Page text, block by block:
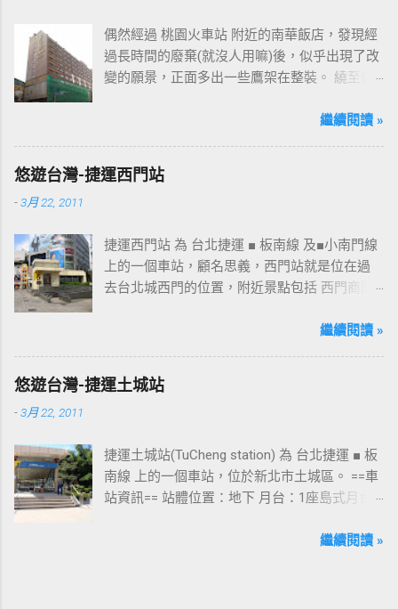
偶然經過 桃園火車站 附近的南華飯店，發現經
過長時間的廢棄(就沒人用嘛)後，似乎出現了改
變的願景，正面多出一些鷹架在整裝。 繞至側
桃園的民眾又有一個聚餐旅遊的好去處囉!!但今
趴走將持續為讀者們追蹤其動態消息，請各位
開始期待開幕日的來臨吧！ 南華飯店施工中現
繼續閱讀 »
悠遊台灣-捷運西門站
-3月 22, 2011
捷運西門站 為 台北捷運 ■ 板南線 及■小南門線
上的一個車站，顧名思義，西門站就是位在過
去台北城西門的位置，附近景點包括 西門商圈
圖中的六號出口，因位處 西門商圈 之入口，成
等候的標的物，也是是最容易堵塞的出口。 捷
運西門站六號出口&西門町商圈 板南線上車站 [
站 ] - [ 龍山寺站 ] - [ 西門站 ] - [ 台北車站 ] - [
善導寺站 ] - [ 忠孝新生站 ] - [ 忠孝復興站 ] - [
忠孝敦化站 ] - [ 國父紀念館站 ] - [ 市政府站
繼續閱讀 »
悠遊台灣-捷運土城站
-3月 22, 2011
捷運土城站(TuCheng station) 為 台北捷運 ■ 板
南線 上的一個車站，位於新北市土城區。 ==車
站資訊== 站體位置：地下 月台：1座島式月台
站 ] ---->往 板橋站 、 台北車站 、 南港展覽館
繼續閱讀 »